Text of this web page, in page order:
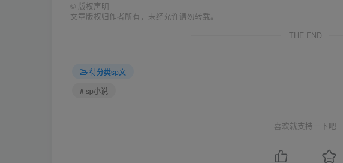
奶奶和母亲自然不准他来的，几日前听到消息，他就跃跃欲试
年纪太小，连朝廷征兵的年龄底线都远远不够，学艺又不精，
要在以前，岳云一定会辩解一番，说什么有志不在年高，他已
© 版权声明
文章版权归作者所有，未经允许请勿转载。
THE END
待分类sp文
# sp小说
喜欢就支持一下吧